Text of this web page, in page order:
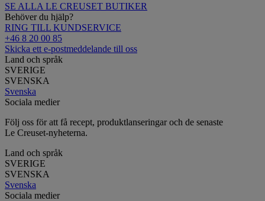
SE ALLA LE CREUSET BUTIKER
Behöver du hjälp?
RING TILL KUNDSERVICE
+46 8 20 00 85
Skicka ett e-postmeddelande till oss
Land och språk
SVERIGE
SVENSKA
Svenska
Sociala medier
Följ oss för att få recept, produktlanseringar och de senaste
Le Creuset-nyheterna.
Land och språk
SVERIGE
SVENSKA
Svenska
Sociala medier